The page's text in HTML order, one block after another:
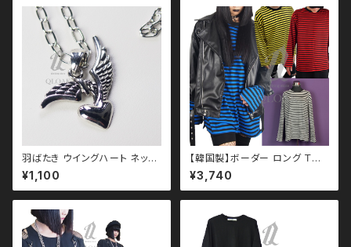
羽ばたき ウイングハート ネック
レス qac110033 エンジェル
ハート
¥1,100
【韓国製】ボーダー ロング Ｔシ
ャツ qto110025 大きいサイズ
ユニセックス ビッグシルエット
オーバーサイズ ドロップショル
ァッション ストリート系 原宿 韓
国ブランド ninenuts ナインナ
ッツ
¥3,740